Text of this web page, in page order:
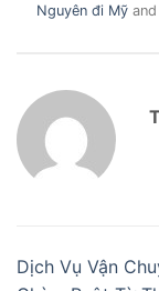
Nguyên đi Mỹ
Dịch Vụ Vận